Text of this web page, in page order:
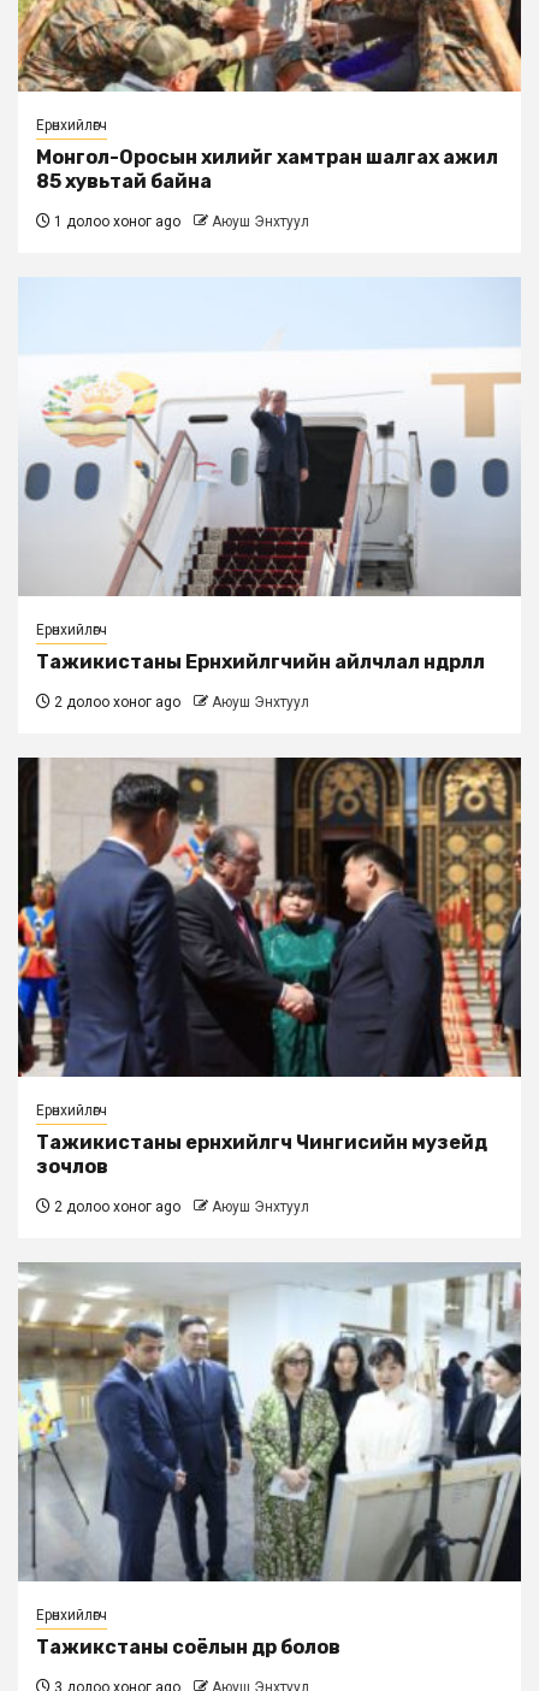
Ерөнхийлөгч
Монгол-Оросын хилийг хамтран шалгах ажил
85 хувьтай байна
1 долоо хоног ago Аюуш Энхтуул
Ерөнхийлөгч
Тажикистаны Ерөнхийлөгчийн айлчлал өндөрлөлөө
2 долоо хоног ago Аюуш Энхтуул
Ерөнхийлөгч
Тажикистаны ерөнхийлөгч Чингисийн музейд
зочлов
2 долоо хоног ago Аюуш Энхтуул
Ерөнхийлөгч
Тажикстаны соёлын өдөр болов
3 долоо хоног ago Аюуш Энхтуул